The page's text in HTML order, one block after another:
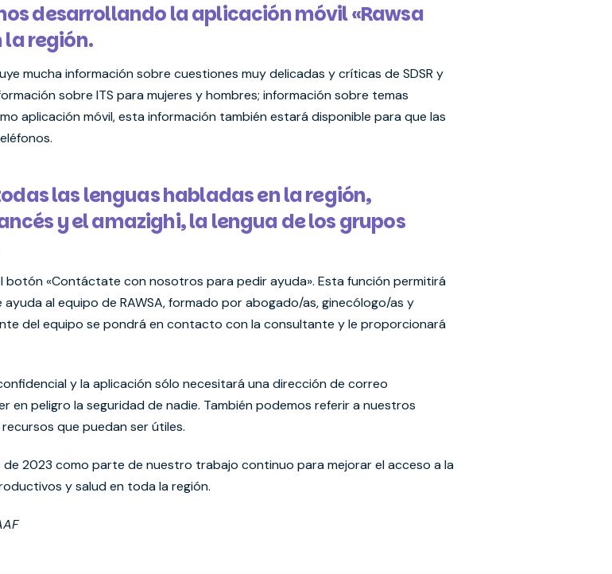
desarrollando la aplicación móvil «Rawsa
la región.
mucha información sobre cuestiones muy delicadas y críticas de SDSR y
sobre ITS para mujeres y hombres; información sobre temas
aplicación móvil, esta información también estará disponible para que las
las lenguas habladas en la región,
y el amazighi, la lengua de los grupos
botón «Contáctate con nosotros para pedir ayuda». Esta función permitirá
al equipo de RAWSA, formado por abogado/as, ginecólogo/as y
del equipo se pondrá en contacto con la consultante y le proporcionará
y la aplicación sólo necesitará una dirección de correo
peligro la seguridad de nadie. También podemos referir a nuestros
que puedan ser útiles.
2023 como parte de nuestro trabajo continuo para mejorar el acceso a la
y salud en toda la región.